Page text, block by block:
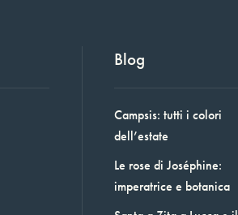
Blog
Campsis: tutti i colori
dell’estate
Le rose di Joséphine:
imperatrice e botanica